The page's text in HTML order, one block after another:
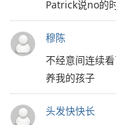
Patrick说no的
穆陈
不经意间连续
养我的孩子
头发快快长